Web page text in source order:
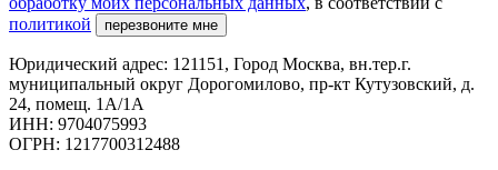
политикой
перезвоните мне
Юридический адрес: 121151, Город Москва, вн.тер.г.
муниципальный округ Дорогомилово, пр-кт Кутузовский, д.
24, помещ. 1А/1А
ИНН: 9704075993
ОГРН: 1217700312488